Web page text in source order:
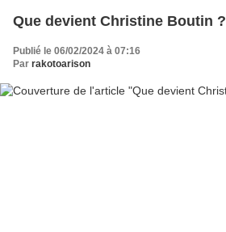
Que devient Christine Boutin ?
Publié le 06/02/2024 à 07:16
Par rakotoarison